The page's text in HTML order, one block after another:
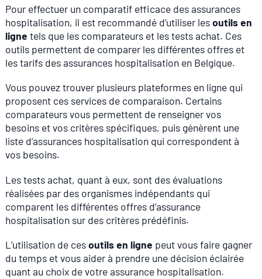
Pour effectuer un comparatif efficace des assurances
hospitalisation, il est recommandé d’utiliser lesoutils en
ligne tels que les comparateurs et les tests achat. Ces
outils permettent de comparer les différentes offres et
les tarifs des assurances hospitalisation en Belgique.
Vous pouvez trouver plusieurs plateformes en ligne qui
proposent ces services de comparaison. Certains
comparateurs vous permettent de renseigner vos
besoins et vos critères spécifiques, puis génèrent une
liste d’assurances hospitalisation qui correspondent à
vos besoins.
Les tests achat, quant à eux, sont des évaluations
réalisées par des organismes indépendants qui
comparent les différentes offres d’assurance
hospitalisation sur des critères prédéfinis.
L’utilisation de cesoutils en ligne peut vous faire gagner
du temps et vous aider à prendre une décision éclairée
quant au choix de votre assurance hospitalisation.